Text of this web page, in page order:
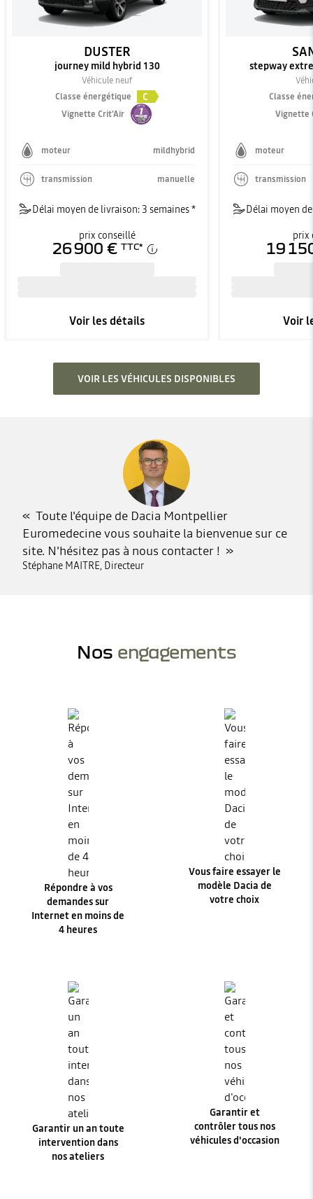
DUSTER
journey mild hybrid 130
Véhicule neuf
Classe énergétique
C
Vignette Crit'Air
moteur mildhybrid
transmission manuelle
Délai moyen de livraison: 3 semaines *
prix conseillé
26 900 € TTC*
Voir les détails
stepway
Classe
Vignette
moteur
transmission
Délai moyen
prix
19
Voir
VOIR LES VÉHICULES DISPONIBLES
Toute l'équipe de Dacia Montpellier
Euromedecine vous souhaite la bienvenue sur ce
site. N'hésitez pas à nous contacter !
Stéphane MAITRE, Directeur
Nos engagements
Répondre à vos
demandes sur
Internet en moins de
4 heures
Vous faire essayer le
modèle Dacia de
votre choix
Garantir un an toute
intervention dans
nos ateliers
Garantir et
contrôler tous nos
véhicules d'occasion